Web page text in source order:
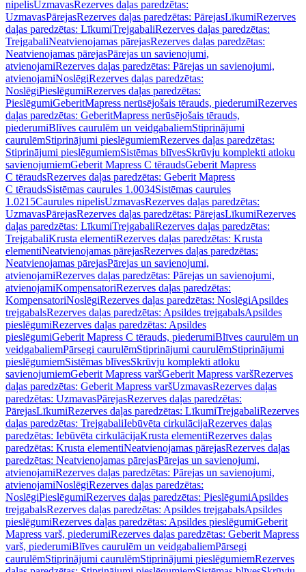
nipelisUzmavasRezerves daļas paredzētas:
UzmavasPārejasRezerves daļas paredzētas: PārejasLīkumiRezerves
daļas paredzētas: LīkumiTrejgabaliRezerves daļas paredzētas:
TrejgabaliNeatvienojamas pārejasRezerves daļas paredzētas:
Neatvienojamas pārejasPārejas un savienojumi,
atvienojamiRezerves daļas paredzētas: Pārejas un savienojumi,
atvienojamiNoslēgiRezerves daļas paredzētas:
NoslēgiPieslēgumiRezerves daļas paredzētas:
PieslēgumiGeberitMapress nerūsējošais tērauds, piederumiRezerves
daļas paredzētas: GeberitMapress nerūsējošais tērauds,
piederumiBlīves caurulēm un veidgabaliemStiprinājumi
caurulēmStiprinājumi pieslēgumiemRezerves daļas paredzētas:
Stiprinājumi pieslēgumiemSistēmas blīvesSkrūvju komplekti atloku
savienojumiemGeberit Mapress C tēraudsGeberit Mapress
C tēraudsRezerves daļas paredzētas: Geberit Mapress
C tēraudsSistēmas caurules 1.0034Sistēmas caurules
1.0215Caurules nipelisUzmavasRezerves daļas paredzētas:
UzmavasPārejasRezerves daļas paredzētas: PārejasLīkumiRezerves
daļas paredzētas: LīkumiTrejgabaliRezerves daļas paredzētas:
TrejgabaliKrusta elementiRezerves daļas paredzētas: Krusta
elementiNeatvienojamas pārejasRezerves daļas paredzētas:
Neatvienojamas pārejasPārejas un savienojumi,
atvienojamiRezerves daļas paredzētas: Pārejas un savienojumi,
atvienojamiKompensatoriRezerves daļas paredzētas:
KompensatoriNoslēgiRezerves daļas paredzētas: NoslēgiApsildes
trejgabalsRezerves daļas paredzētas: Apsildes trejgabalsApsildes
pieslēgumiRezerves daļas paredzētas: Apsildes
pieslēgumiGeberit Mapress C tērauds, piederumiBlīves caurulēm un
veidgabaliemPārsegi caurulēmStiprinājumi caurulēmStiprinājumi
pieslēgumiemSistēmas blīvesSkrūvju komplekti atloku
savienojumiemGeberit Mapress varšGeberit Mapress varšRezerves
daļas paredzētas: Geberit Mapress varšUzmavasRezerves daļas
paredzētas: UzmavasPārejasRezerves daļas paredzētas:
PārejasLīkumiRezerves daļas paredzētas: LīkumiTrejgabaliRezerves
daļas paredzētas: TrejgabaliIebūvēta cirkulācijaRezerves daļas
paredzētas: Iebūvēta cirkulācijaKrusta elementiRezerves daļas
paredzētas: Krusta elementiNeatvienojamas pārejasRezerves daļas
paredzētas: Neatvienojamas pārejasPārejas un savienojumi,
atvienojamiRezerves daļas paredzētas: Pārejas un savienojumi,
atvienojamiNoslēgiRezerves daļas paredzētas:
NoslēgiPieslēgumiRezerves daļas paredzētas: PieslēgumiApsildes
trejgabalsRezerves daļas paredzētas: Apsildes trejgabalsApsildes
pieslēgumiRezerves daļas paredzētas: Apsildes pieslēgumiGeberit
Mapress varš, piederumiRezerves daļas paredzētas: Geberit Mapress
varš, piederumiBlīves caurulēm un veidgabaliemPārsegi
caurulēmStiprinājumi caurulēmStiprinājumi pieslēgumiemRezerves